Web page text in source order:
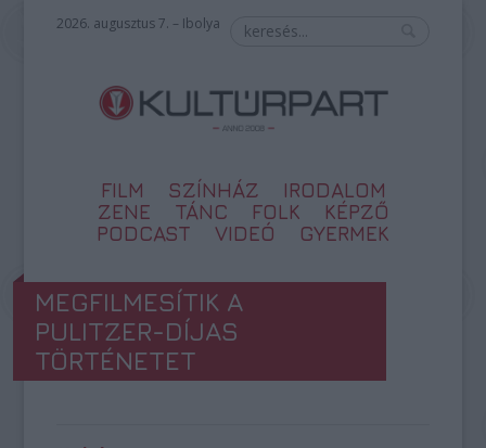
2026. augusztus 7. – Ibolya
FILM SZÍNHÁZ
IRODALOM
ZENE
TÁNC FOLK
KÉPZŐ
PODCAST
VIDEÓ GYERMEK
MEGFILMESÍTIK A
PULITZER-DÍJAS
TÖRTÉNETET